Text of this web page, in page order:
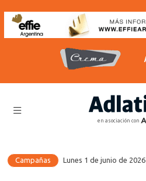
en asociación con
Campañas Lunes 1 de junio de 2026